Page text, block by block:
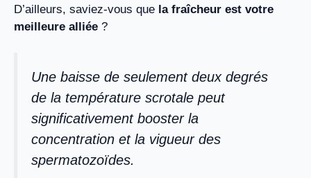
D’ailleurs, saviez-vous que la fraîcheur est votre
meilleure alliée ?
Une baisse de seulement deux degrés
de la température scrotale peut
significativement booster la
concentration et la vigueur des
spermatozoïdes.